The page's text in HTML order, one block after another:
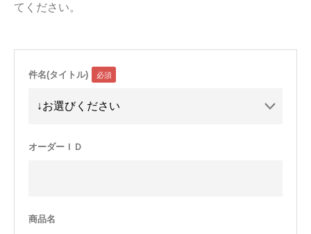
カテゴリから探す
お買い物ガイド
International Shipping
てください。
件名(タイトル)
オーダーＩＤ
商品名